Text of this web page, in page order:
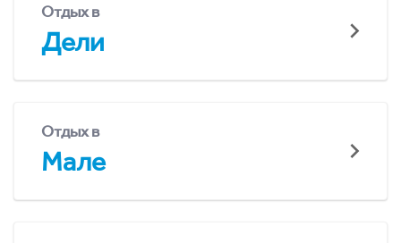
Отдых в
Дели
Отдых в
Мале